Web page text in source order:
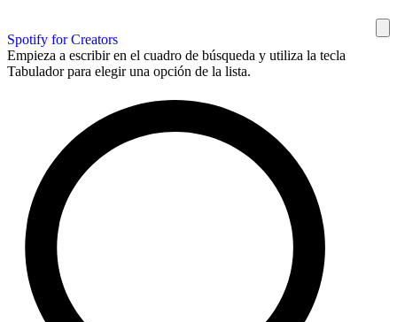
Spotify for Creators
Empieza a escribir en el cuadro de búsqueda y utiliza la tecla
Tabulador para elegir una opción de la lista.